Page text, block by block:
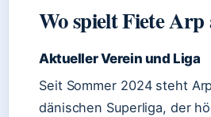
Wo spielt Fiete
Aktueller Verein und Liga
Seit Sommer 2024 steht
dänischen Superliga, der